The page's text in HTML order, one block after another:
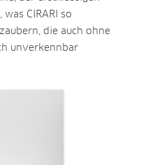
CIRARI so
die auch ohne
unverkennbar